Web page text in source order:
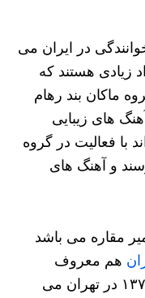
در ایران می
زیادی هستند که
ماکان بند رهام
های زیبایی
با فعالیت در گروه
و آهنگ های
مقاره می‌ باشد
هم معروف
است! او متولد ۷ مرداد ماه سال ۱۳۷۰ در تهران می